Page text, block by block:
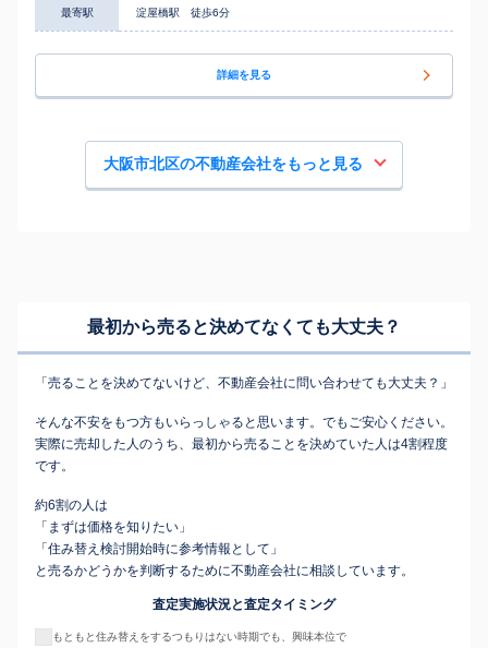
最寄駅 淀屋橋駅 徒歩6分
詳細を見る
大阪市北区の不動産会社をもっと見る
最初から売ると決めてなくても大丈夫？
「売ることを決めてないけど、不動産会社に問い合わせても大丈夫？」
そんな不安をもつ方もいらっしゃると思います。でもご安心ください。
実際に売却した人のうち、最初から売ることを決めていた人は4割程度
です。
約6割の人は
「まずは価格を知りたい」
「住み替え検討開始時に参考情報として」
と売るかどうかを判断するために不動産会社に相談しています。
査定実施状況と査定タイミング
もともと住み替えをするつもりはない時期でも、興味本位で